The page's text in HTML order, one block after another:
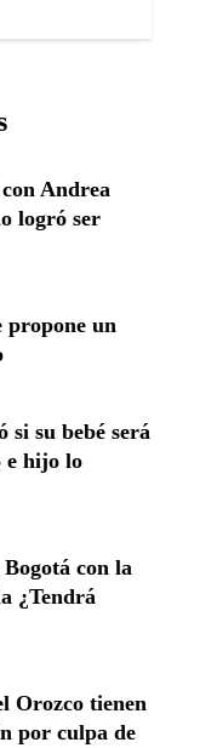
Andrea
logró ser
propone un
si su bebé será
e hijo lo
con la
¿Tendrá
Orozco tienen
por culpa de